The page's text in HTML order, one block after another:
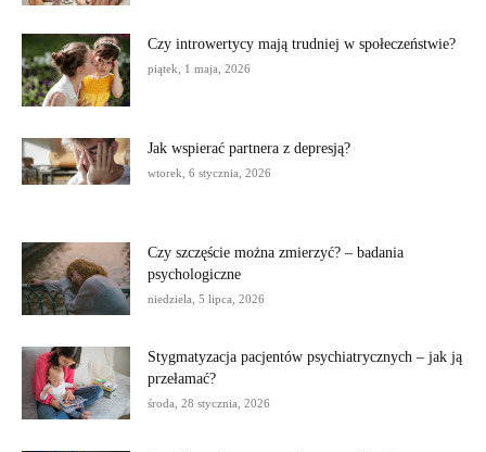
Czy introwertycy mają trudniej w społeczeństwie?
piątek, 1 maja, 2026
Jak wspierać partnera z depresją?
wtorek, 6 stycznia, 2026
Czy szczęście można zmierzyć? – badania
psychologiczne
niedziela, 5 lipca, 2026
Stygmatyzacja pacjentów psychiatrycznych – jak ją
przełamać?
środa, 28 stycznia, 2026